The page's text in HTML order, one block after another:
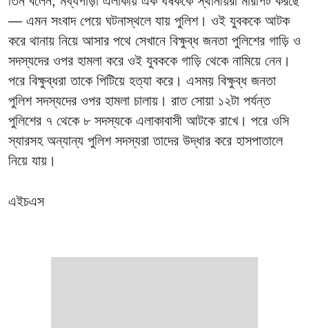
— এমন সংবাদ পেয়ে ঘটনাস্থলে যায় পুলিশ। ওই যুবককে আটক
করে থানায় নিয়ে আসার পথে সেখানে বিক্ষুব্ধ জনতা পুলিশের গাড়ি ও
সদস্যদের ওপর হামলা করে ওই যুবককে গাড়ি থেকে নামিয়ে নেন।
পরে বিক্ষুব্ধরা তাকে পিটিয়ে হত্যা করে। এসময় বিক্ষুব্ধ জনতা
পুলিশ সদস্যদের ওপর হামলা চালায়। রাত সোয়া ১২টা পর্যন্ত
পুলিশের ৭ থেকে ৮ সদস্যকে এলাকাবাসী আটকে রাখে। পরে ওসি
স্যারসহ অন্যান্য পুলিশ সদস্যরা তাদের উদ্ধার করে হাসপাতালে
নিয়ে যায়।
এইচএস